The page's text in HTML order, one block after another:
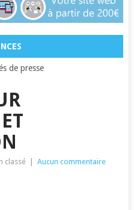
de presse
classé Aucun commentaire